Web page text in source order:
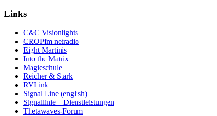
Links
C&C Visionlights
CROPfm netradio
Eight Martinis
Into the Matrix
Magieschule
Reicher & Stark
RVLink
Signal Line (english)
Signallinie – Dienstleistungen
Thetawaves-Forum